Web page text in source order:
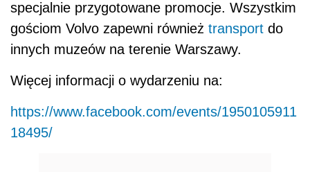
specjalnie przygotowane promocje. Wszystkim
gościom Volvo zapewni również transport do
innych muzeów na terenie Warszawy.
Więcej informacji o wydarzeniu na:
https://www.facebook.com/events/1950105911
18495/